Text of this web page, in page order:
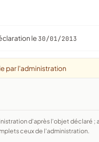
le 30/01/2013
par l'administration
ceux de l'administration.